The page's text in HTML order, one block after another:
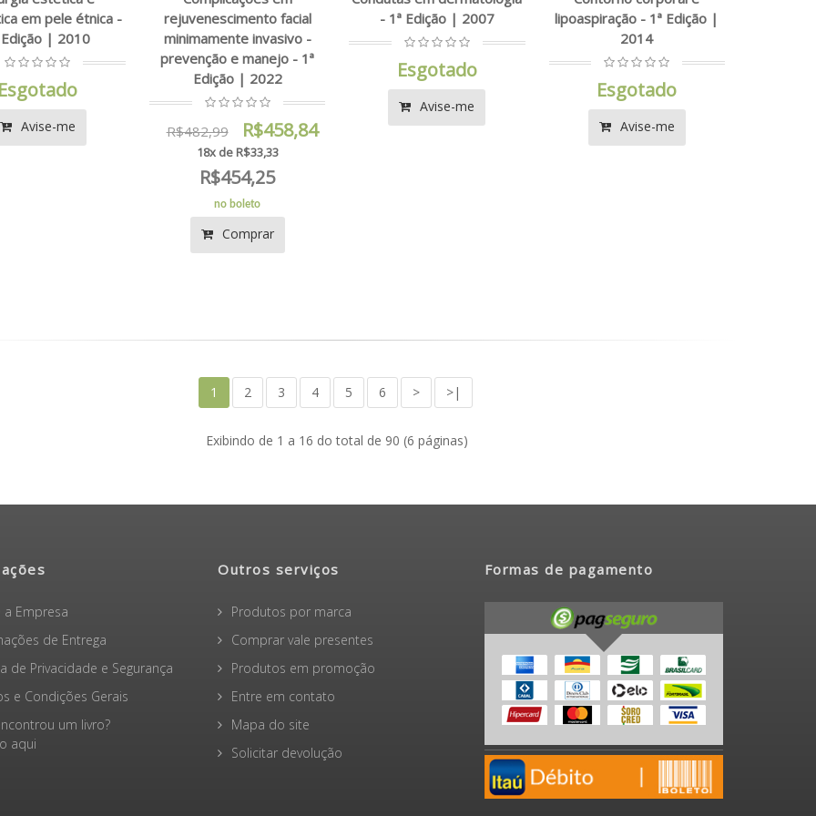
em pele étnica -
Edição | 2010
Esgotado
Avise-me
rejuvenescimento facial
minimamente invasivo -
prevenção e manejo - 1ª
Edição | 2022
R$482,99 R$458,84
18x de R$33,33
R$454,25
no boleto
Comprar
- 1ª Edição | 2007
Esgotado
Avise-me
lipoaspiração - 1ª Edição |
2014
Esgotado
Avise-me
1 2 3 4 5 6 > >|
Exibindo de 1 a 16 do total de 90 (6 páginas)
a Empresa
de Entrega
de Privacidade e Segurança
e Condições Gerais
um livro?
aqui
Outros serviços
Produtos por marca
Comprar vale presentes
Produtos em promoção
Entre em contato
Mapa do site
Solicitar devolução
Formas de pagamento